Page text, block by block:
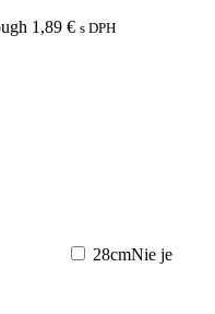
1,89 € s DPH
28cmNie je